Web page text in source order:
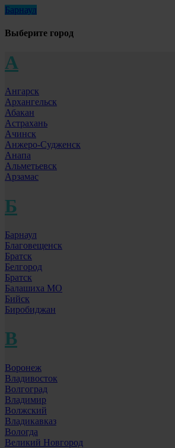
Барнаул
Выберите город
А
Ангарск
Архангельск
Абакан
Астрахань
Ачинск
Анжеро-Судженск
Анапа
Альметьевск
Арзамас
Б
Барнаул
Благовещенск
Братск
Белгород
Братск
Балашиха МО
Бийск
Биробиджан
В
Воронеж
Владивосток
Волгоград
Владимир
Волжский
Владикавказ
Вологда
Великий Новгород